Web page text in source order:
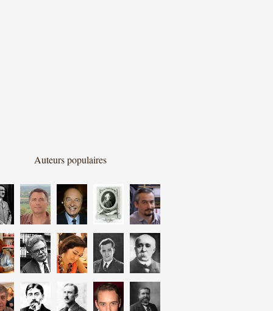
Auteurs populaires